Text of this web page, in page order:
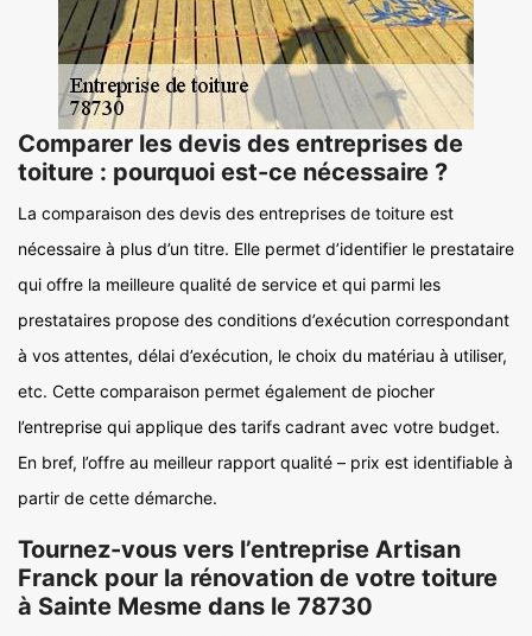
Comparer les devis des entreprises de
toiture : pourquoi est-ce nécessaire ?
La comparaison des devis des entreprises de toiture est
nécessaire à plus d’un titre. Elle permet d’identifier le prestataire
qui offre la meilleure qualité de service et qui parmi les
prestataires propose des conditions d’exécution correspondant
à vos attentes, délai d’exécution, le choix du matériau à utiliser,
etc. Cette comparaison permet également de piocher
l’entreprise qui applique des tarifs cadrant avec votre budget.
En bref, l’offre au meilleur rapport qualité – prix est identifiable à
partir de cette démarche.
Tournez-vous vers l’entreprise Artisan
Franck pour la rénovation de votre toiture
à Sainte Mesme dans le 78730